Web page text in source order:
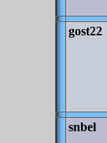
gost22
snbel